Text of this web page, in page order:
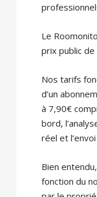
Le
prix public
Nos tarifs
d’un
à 7,90€
bord,
réel et
Bien
fonction du